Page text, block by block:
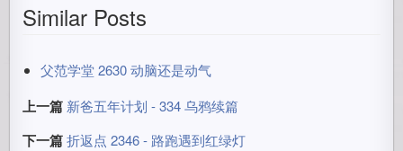
Similar Posts
父范学堂 2630 动脑还是动气
上一篇 新爸五年计划 - 334 乌鸦续篇
下一篇 折返点 2346 - 路跑遇到红绿灯